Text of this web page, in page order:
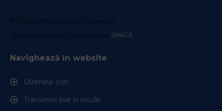
© Toate drepturile sunt rezervate.
Website realizat și întreținut de SINGA
Navighează în website
Ultimele știri
Transmisii live și reluări